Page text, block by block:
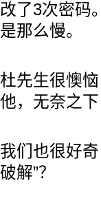
改了3次密码
是那么慢。
杜先生很懊
他，无奈之下
我们也很好
破解”？